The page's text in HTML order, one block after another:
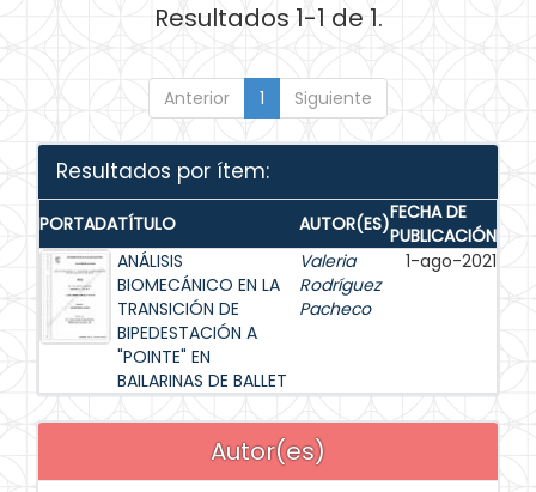
Resultados 1-1 de 1.
Anterior 1 Siguiente
Resultados por ítem:
PORTADATÍTULO AUTOR(ES)FECHA DE
PUBLICACIÓN
ANÁLISIS
BIOMECÁNICO EN LA
TRANSICIÓN DE
BIPEDESTACIÓN A
"POINTE" EN
BAILARINAS DE BALLET
Valeria
Rodríguez
Pacheco
1-ago-2021
Autor(es)